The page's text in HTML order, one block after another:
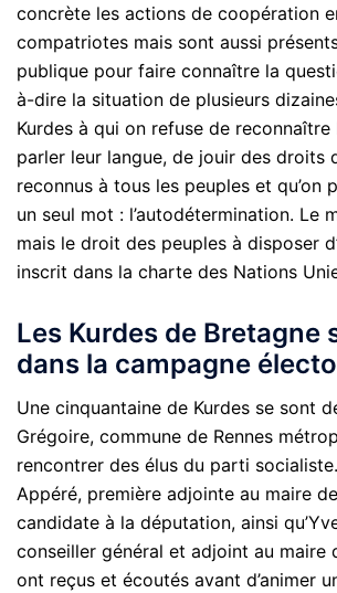
concrète les actions de coopération
compatriotes mais sont aussi
publique pour faire connaître la
à-dire la situation de plusieurs
Kurdes à qui on refuse de
parler leur langue, de jouir des droits
reconnus à tous les peuples et qu’on
un seul mot : l’autodétermination. Le
mais le droit des peuples à disposer
inscrit dans la charte des Nations
Les Kurdes de Bretagne
dans la campagne
Une cinquantaine de Kurdes se sont
Grégoire, commune de Rennes
rencontrer des élus du parti
Appéré, première adjointe au maire
candidate à la députation, ainsi
conseiller général et adjoint au maire
ont reçus et écoutés avant d’animer